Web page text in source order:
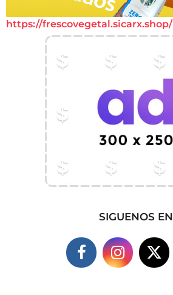
https://frescovegetal.sicarx.shop/
SIGUENOS EN